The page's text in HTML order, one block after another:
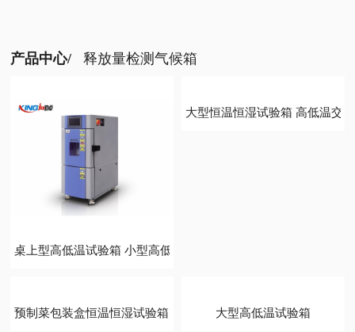
产品中心/ 释放量检测气候箱
桌上型高低温试验箱 小型高低温循环试验箱
大型高低温试验箱